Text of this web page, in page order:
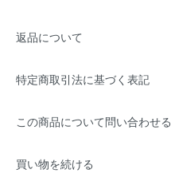
返品について
特定商取引法に基づく表記
この商品について問い合わせる
買い物を続ける